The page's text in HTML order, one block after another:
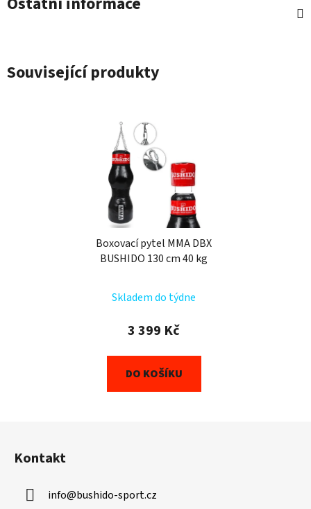
Související produkty
Boxovací pytel MMA DBX
BUSHIDO 130 cm 40 kg
Skladem do týdne
3 399 Kč
DO KOŠÍKU
Kontakt
info@bushido-sport.cz